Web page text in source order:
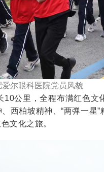
尔眼科医院党员风貌
公里，全程布满红色文
西柏坡精神、“两弹一星
文化之旅。